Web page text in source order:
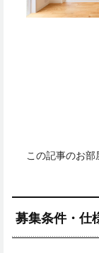
この記事のお部
募集条件・仕